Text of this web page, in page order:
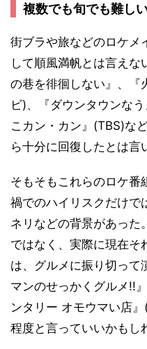
複数でも旬でも難し
街ブラや旅などのロケメ
して順風満帆とは言えな
の巷を徘徊しない』、『
ビ)、『ダウンタウンな
こカン・カン』(TBS)な
ら十分に回復したとは言
そもそもこれらのロケ番
禍でのハイリスクだけで
ネリなどの背景があった
ではなく、実際に現在そ
は、グルメに振り切って
マンのせっかくグルメ!!
ンタリー オモウマい店
程度と言っていいかもし